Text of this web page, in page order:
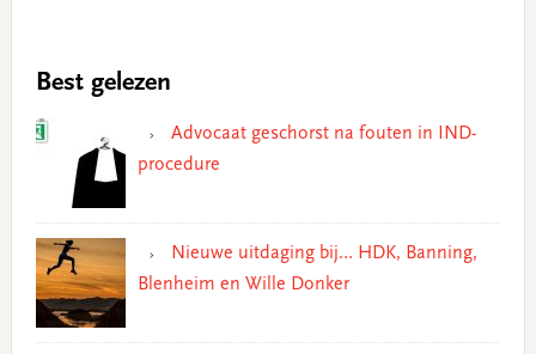
Best gelezen
Advocaat geschorst na fouten in IND-
procedure
Nieuwe uitdaging bij… HDK, Banning,
Blenheim en Wille Donker